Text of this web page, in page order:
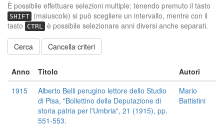
È possibile effettuare selezioni multiple: tenendo premuto il tasto
SHIFT (maiuscole) si può scegliere un intervallo, mentre con il
tasto
CTRL è possibile selezionare anni diversi anche separati.
Cancella criteri
Anno Titolo
Autori
1915
Alberto Belli perugino lettore dello Studio
di Pisa, "Bollettino della Deputazione di
storia patria per l'Umbria", 21 (1915), pp.
551-553.
Mario
Battistini